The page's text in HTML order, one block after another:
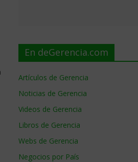
En deGerencia.com
Artículos de Gerencia
Noticias de Gerencia
Videos de Gerencia
Libros de Gerencia
Webs de Gerencia
Negocios por País